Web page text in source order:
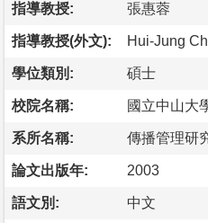
指導教授: 張惠蓉
指導教授(外文): Hui-Jung
學位類別: 碩士
校院名稱: 國立中山大
系所名稱: 傳播管理研
論文出版年: 2003
語文別: 中文